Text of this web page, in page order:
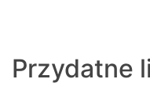
Przydatne